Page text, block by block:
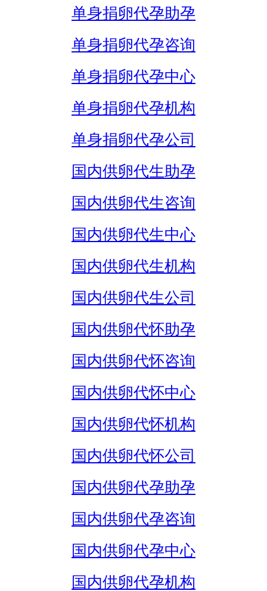
单身捐卵代孕助孕
单身捐卵代孕咨询
单身捐卵代孕中心
单身捐卵代孕机构
单身捐卵代孕公司
国内供卵代生助孕
国内供卵代生咨询
国内供卵代生中心
国内供卵代生机构
国内供卵代生公司
国内供卵代怀助孕
国内供卵代怀咨询
国内供卵代怀中心
国内供卵代怀机构
国内供卵代怀公司
国内供卵代孕助孕
国内供卵代孕咨询
国内供卵代孕中心
国内供卵代孕机构